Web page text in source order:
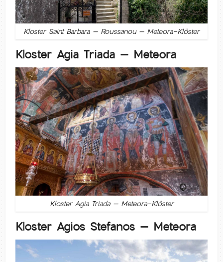
Kloster Saint Barbara – Roussanou – Meteora-Klöster
Kloster Agia Triada – Meteora
Kloster Agia Triada – Meteora-Klöster
Kloster Agios Stefanos – Meteora